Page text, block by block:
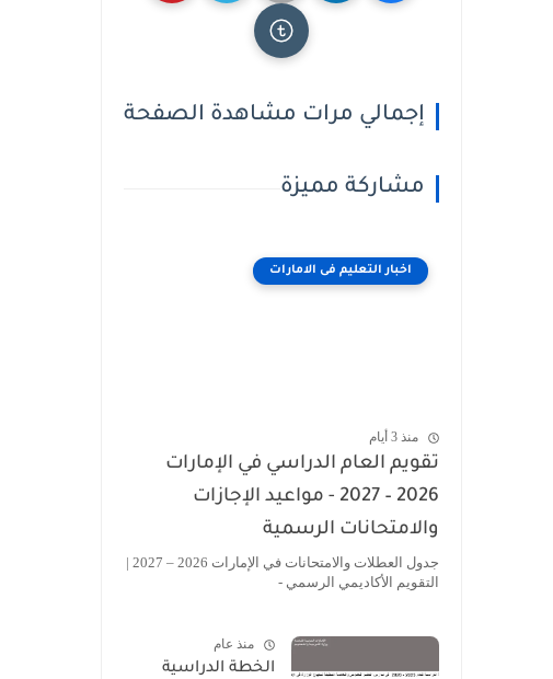
إجمالي مرات مشاهدة الصفحة
مشاركة مميزة
اخبار التعليم فى الامارات
منذ 3 أيام
تقويم العام الدراسي في الإمارات
2026 – 2027 - مواعيد الإجازات
والامتحانات الرسمية
جدول العطلات والامتحانات في الإمارات 2026 – 2027 |
التقويم الأكاديمي الرسمي -
منذ عام
الخطة الدراسية